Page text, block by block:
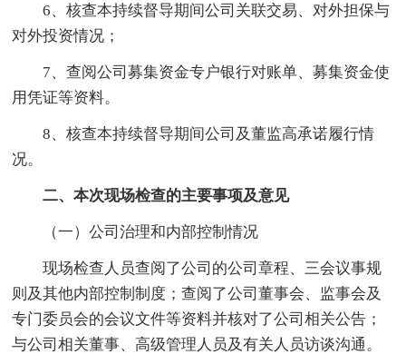
6、核查本持续督导期间公司关联交易、对外担保与
对外投资情况；
7、查阅公司募集资金专户银行对账单、募集资金使
用凭证等资料。
8、核查本持续督导期间公司及董监高承诺履行情
况。
二、本次现场检查的主要事项及意见
（一）公司治理和内部控制情况
现场检查人员查阅了公司的公司章程、三会议事规
则及其他内部控制制度；查阅了公司董事会、监事会及
专门委员会的会议文件等资料并核对了公司相关公告；
与公司相关董事、高级管理人员及有关人员访谈沟通。